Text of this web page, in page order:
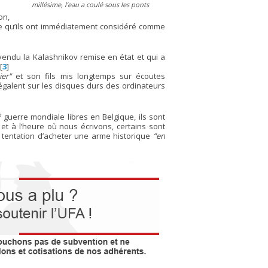
millésime, l’eau a coulé sous les ponts
ont immédiatement considéré comme
la Kalashnikov remise en état et qui a
3]
et son fils mis longtemps sur écoutes
sur les disques durs des ordinateurs
guerre mondiale libres en Belgique, ils sont
à l’heure où nous écrivons, certains sont
d’acheter une arme historique “en